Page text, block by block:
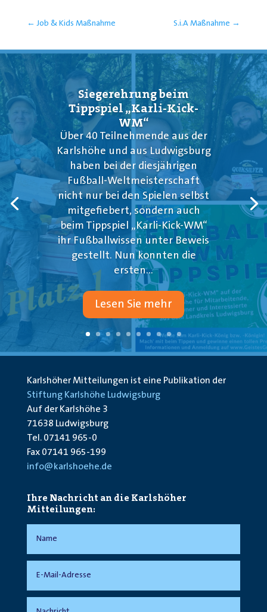
←Job & Kids Maßnahme S.i.A Maßnahme →
Siegerehrung beim
Tippspiel „Karli-Kick-
WM“
Über 40 Teilnehmende aus der
Karlshöhe und aus Ludwigsburg
haben bei der diesjährigen
Fußball-Weltmeisterschaft
nicht nur bei den Spielen selbst
mitgefiebert, sondern auch
beim Tippspiel „Karli-Kick-WM“
ihr Fußballwissen unter Beweis
gestellt. Nun konnten die
ersten...
Lesen Sie mehr
Karlshöher Mitteilungen ist eine Publikation der
Stiftung Karlshöhe Ludwigsburg
Auf der Karlshöhe 3
71638 Ludwigsburg
Tel. 07141 965-0
Fax 07141 965-199
info@karlshoehe.de
Ihre Nachricht an die Karlshöher
Mitteilungen: